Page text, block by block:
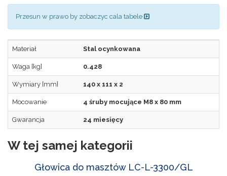
Przesun w prawo by zobaczyc cala tabele
Materiał Stal ocynkowana
Waga [kg] 0.428
Wymiary [mm] 140 x 111 x 2
Mocowanie 4 śruby mocujące M8 x 80 mm
Gwarancja 24 miesięcy
W tej samej kategorii
Głowica do masztów LC-L-3300/GL